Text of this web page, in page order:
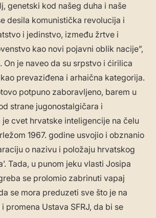
genetski kod našeg duha i naše
desila komunistička revolucija i
i jedinstvo, između žrtve i
kao novi pojavni oblik nacije”,
On je naveo da su srpstvo i ćirilica
prevaziđena i arhaična kategorija.
potpuno zaboravljeno, barem u
strane jugonostalgičara i
je cvet hrvatske inteligencije na čelu
1967. godine usvojio i obznanio
o nazivu i položaju hrvatskog
Tada, u punom jeku vlasti Josipa
se prolomio zabrinuti vapaj
se mora preduzeti sve što je na
promena Ustava SFRJ, da bi se